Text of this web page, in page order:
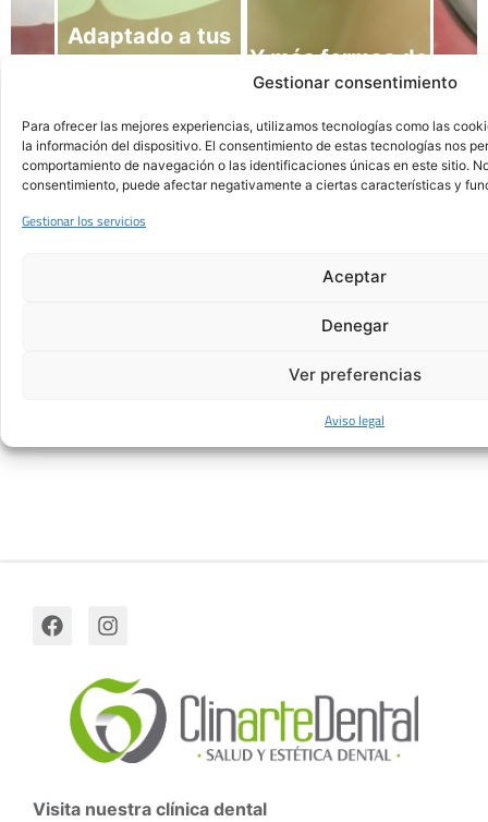
Gestionar consentimiento
Para ofrecer las mejores experiencias, utilizamos tecnologías como las
la información del dispositivo. El consentimiento de estas tecnologías nos
comportamiento de navegación o las identificaciones únicas en este sitio.
consentimiento, puede afectar negativamente a ciertas características y
Gestionar los servicios
Aceptar
Denegar
Ver preferencias
Aviso legal
Adaptado a tus
Honestidad en
Y más formas de
pago
Visita nuestra clínica dental